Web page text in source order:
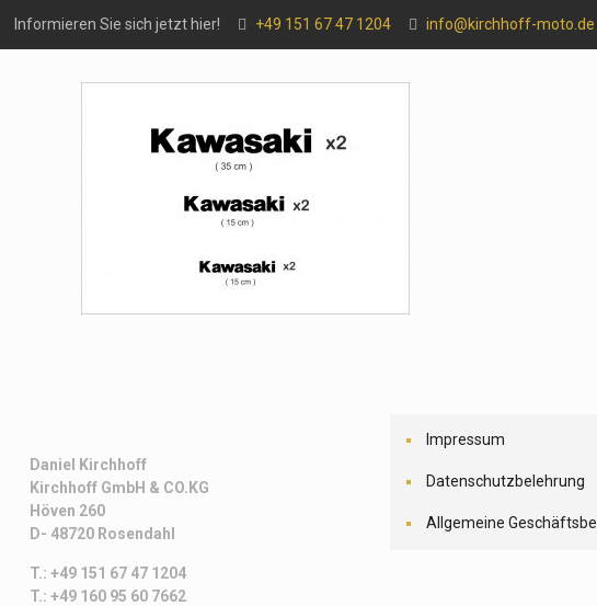
Informieren Sie sich jetzt hier! +49 151 67 47 1204 info@kirchhoff-moto.de
Daniel Kirchhoff
Kirchhoff GmbH & CO.KG
Höven 260
D- 48720 Rosendahl
T.: +49 151 67 47 1204
T.: +49 160 95 60 7662
Impressum
Datenschutzbelehrung
Allgemeine